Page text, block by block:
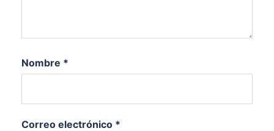
Nombre *
Correo electrónico *